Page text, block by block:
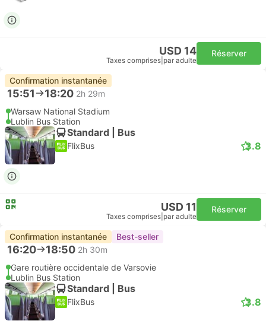
USD 14
Taxes comprises par adulte
Réserver
Confirmation instantanée
15:51 18:20 2h 29m
Warsaw National Stadium
Lublin Bus Station
Standard | Bus
FlixBus 3.8
USD 11
Taxes comprises par adulte
Réserver
Confirmation instantanée Best-seller
16:20 18:50 2h 30m
Gare routière occidentale de Varsovie
Lublin Bus Station
Standard | Bus
FlixBus 3.8